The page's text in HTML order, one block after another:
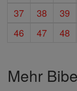
37
38 39
46
47 48
Mehr